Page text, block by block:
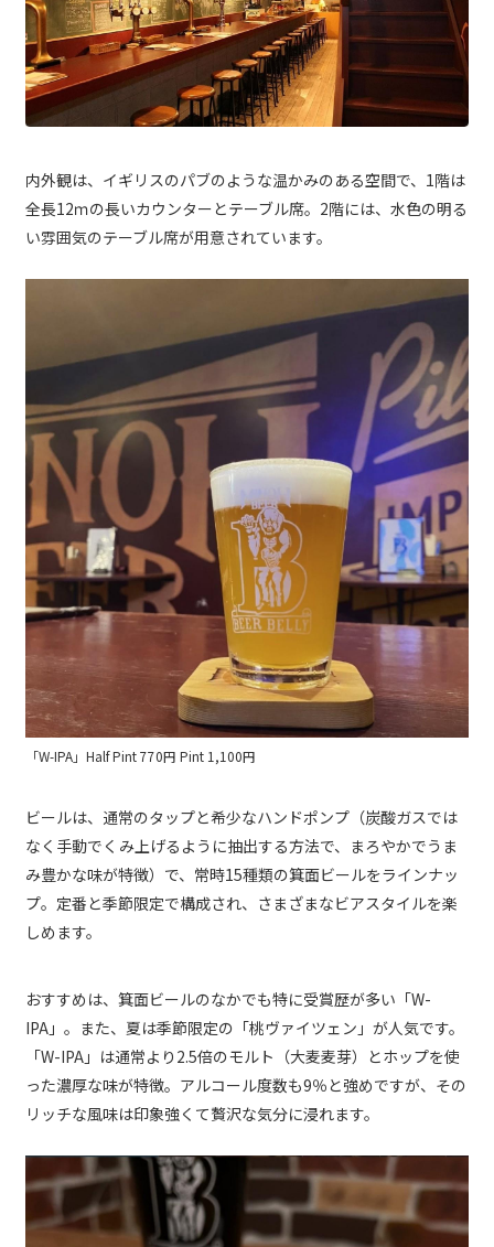
内外観は、イギリスのパブのような温かみのある空間で、1階は
全長12ｍの長いカウンターとテーブル席。2階には、水色の明る
い雰囲気のテーブル席が用意されています。
「W-IPA」Half Pint 770円 Pint 1,100円
ビールは、通常のタップと希少なハンドポンプ（炭酸ガスでは
なく手動でくみ上げるように抽出する方法で、まろやかでうま
み豊かな味が特徴）で、常時15種類の箕面ビールをラインナッ
プ。定番と季節限定で構成され、さまざまなビアスタイルを楽
しめます。
おすすめは、箕面ビールのなかでも特に受賞歴が多い「W-
IPA」。また、夏は季節限定の「桃ヴァイツェン」が人気です。
「W-IPA」は通常より2.5倍のモルト（大麦麦芽）とホップを使
った濃厚な味が特徴。アルコール度数も9％と強めですが、その
リッチな風味は印象強くて贅沢な気分に浸れます。